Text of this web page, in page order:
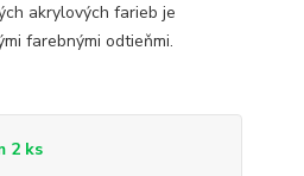
akrylových farieb je
farebnými odtieňmi.
2 ks